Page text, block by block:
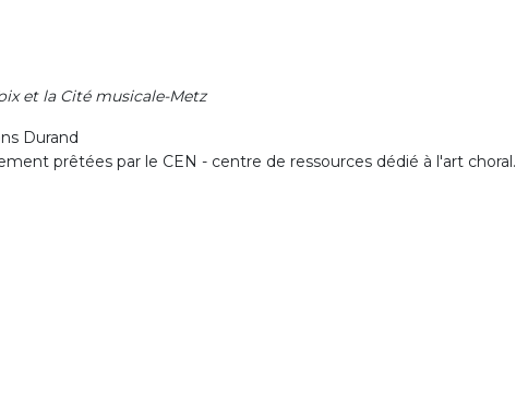
et la Cité musicale-Metz
Durand
prêtées par le CEN - centre de ressources dédié à l'art choral.